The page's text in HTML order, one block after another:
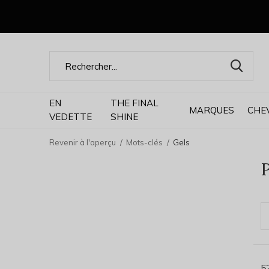
EN
VEDETTE
THE FINAL
SHINE
MARQUES
Revenir à l'aperçu Mots-clés Gels